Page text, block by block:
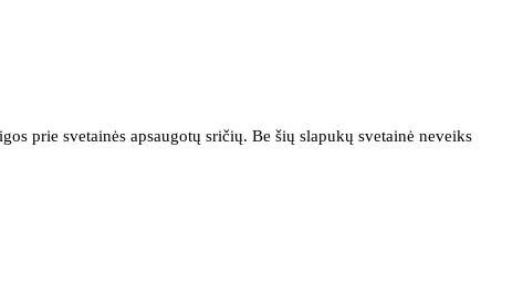
prie svetainės apsaugotų sričių. Be šių slapukų svetainė neveiks